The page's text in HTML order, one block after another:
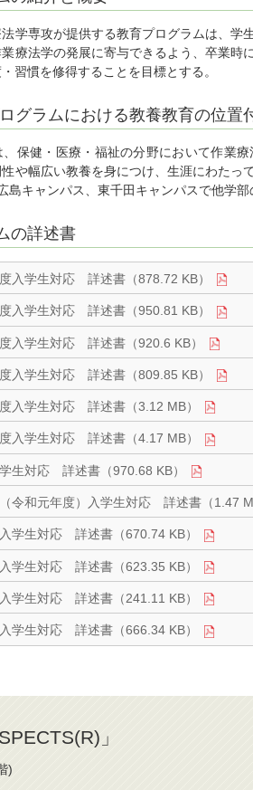
学専攻が提供する教育プログラムは、学
療法学の発展に寄与できるよう、卒業
習慣を修得することを目標とする。
グラムにおける教養教育の位置
保健・医療・福祉の分野において作業
や幅広い教養を身につけ、生涯にわたっ
島キャンパス、東千田キャンパスで他学部
の詳述書
入学生対応 詳述書（878.72 KB）
入学生対応 詳述書（950.81 KB）
入学生対応 詳述書（920.6 KB）
入学生対応 詳述書（809.85 KB）
入学生対応 詳述書（3.12 MB）
入学生対応 詳述書（4.17 MB）
生対応 詳述書（970.68 KB）
令和元年度）入学生対応 詳述書（1.47
学生対応 詳述書（670.74 KB）
学生対応 詳述書（623.35 KB）
学生対応 詳述書（241.11 KB）
学生対応 詳述書（666.34 KB）
」
)